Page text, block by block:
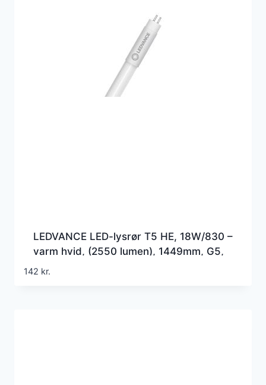
LEDVANCE LED-lysrør T5 HE, 18W/830 –
varm hvid, (2550 lumen), 1449mm, G5,
(Erstatter 35w), 230 volt direct wire
142 kr.